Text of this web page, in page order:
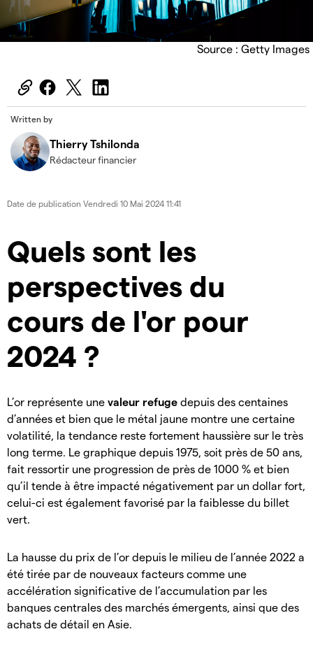
Source : Getty Images
Written by
Thierry Tshilonda
Rédacteur financier
Date de publication Vendredi 10 Mai 2024 11:41
Quels sont les
perspectives du
cours de l'or pour
2024 ?
L’or représente une valeur refuge depuis des centaines
d’années et bien que le métal jaune montre une certaine
volatilité, la tendance reste fortement haussière sur le très
long terme. Le graphique depuis 1975, soit près de 50 ans,
fait ressortir une progression de près de 1000 % et bien
qu’il tende à être impacté négativement par un dollar fort,
celui-ci est également favorisé par la faiblesse du billet
vert.
La hausse du prix de l’or depuis le milieu de l’année 2022 a
été tirée par de nouveaux facteurs comme une
accélération significative de l’accumulation par les
banques centrales des marchés émergents, ainsi que des
achats de détail en Asie.